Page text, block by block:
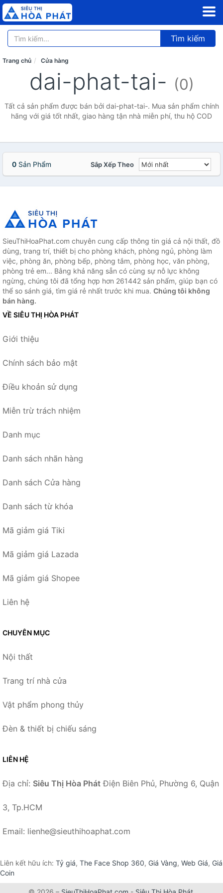
Tìm kiếm
Trang chủ Cửa hàng
dai-phat-tai- (0)
Tất cả sản phẩm được bán bởi dai-phat-tai-. Mua sản phẩm chính
hãng với giá tốt nhất, giao hàng tận nhà miễn phí, thu hộ COD
0 Sản Phẩm Sắp Xếp Theo
SieuThiHoaPhat.com chuyên cung cấp thông tin giá cả nội thất, đồ
dùng, trang trí, thiết bị cho phòng khách, phòng ngủ, phòng làm
việc, phòng ăn, phòng bếp, phòng tắm, phòng học, văn phòng,
phòng trẻ em... Bằng khả năng sẵn có cùng sự nỗ lực không
ngừng, chúng tôi đã tổng hợp hơn 261442 sản phẩm, giúp bạn có
thể so sánh giá, tìm giá rẻ nhất trước khi mua. Chúng tôi không
bán hàng.
VỀ SIÊU THỊ HÒA PHÁT
Giới thiệu
Chính sách bảo mật
Điều khoản sử dụng
Miễn trừ trách nhiệm
Danh mục
Danh sách nhãn hàng
Danh sách Cửa hàng
Danh sách từ khóa
Mã giảm giá Tiki
Mã giảm giá Lazada
Mã giảm giá Shopee
Liên hệ
CHUYÊN MỤC
Nội thất
Trang trí nhà cửa
Vật phẩm phong thủy
Đèn & thiết bị chiếu sáng
LIÊN HỆ
Địa chỉ: Siêu Thị Hòa Phát Điện Biên Phủ, Phường 6, Quận
3, Tp.HCM
Email: lienhe@sieuthihoaphat.com
Liên kết hữu ích: Tỷ giá, The Face Shop 360, Giá Vàng, Web Giá, Giá
Coin